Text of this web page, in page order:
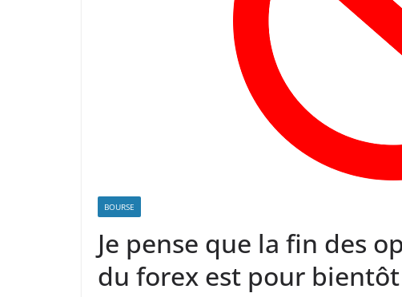
BOURSE
Je pense que la fin des
du forex est pour bientôt